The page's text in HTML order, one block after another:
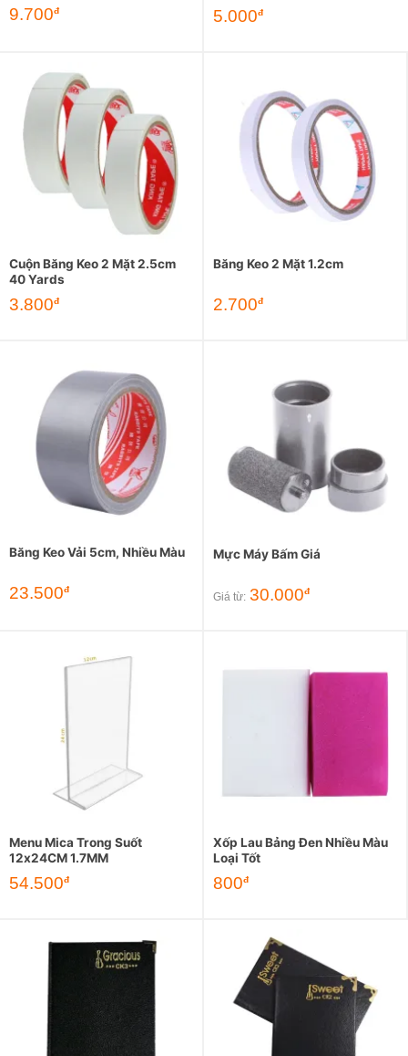
9.700đ 5.000đ
Cuộn Băng Keo 2 Mặt 2.5cm
40 Yards
3.800đ
Băng Keo 2 Mặt 1.2cm
2.700đ
Băng Keo Vải 5cm, Nhiều Màu
23.500đ
Mực Máy Bấm Giá
Giá từ: 30.000đ
Menu Mica Trong Suốt
12x24CM 1.7MM
54.500đ
Xốp Lau Bảng Đen Nhiều Màu
Loại Tốt
800đ